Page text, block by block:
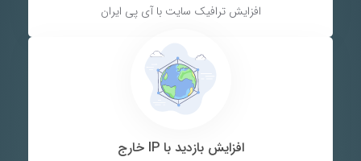
افزایش ترافیک سایت با آی پی ایران
افزایش بازدید با IP خارج